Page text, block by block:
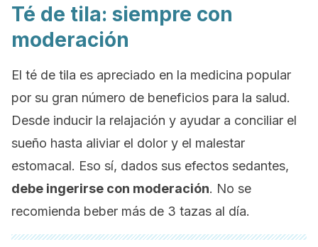
Té de tila: siempre con
moderación
El té de tila es apreciado en la medicina popular
por su gran número de beneficios para la salud.
Desde inducir la relajación y ayudar a conciliar el
sueño hasta aliviar el dolor y el malestar
estomacal. Eso sí, dados sus efectos sedantes,
debe ingerirse con moderación. No se
recomienda beber más de 3 tazas al día.